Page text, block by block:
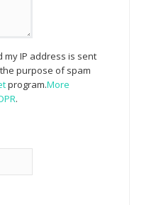
my IP address is sent
purpose of spam
program.More
.